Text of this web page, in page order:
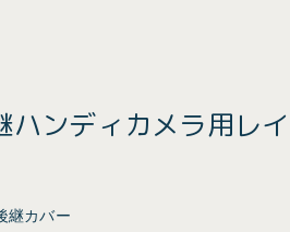
ハンディカメラ用レ
継カバー